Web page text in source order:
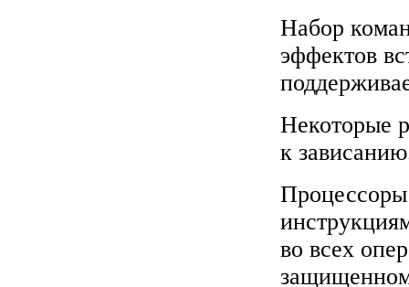
Набор
эффектов
Некоторые
к
во всех